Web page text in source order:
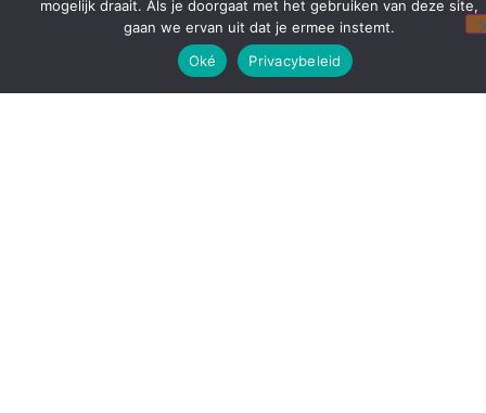
mogelijk draait. Als je doorgaat met het gebruiken van deze site,
gaan we ervan uit dat je ermee instemt.
Oké
Privacybeleid